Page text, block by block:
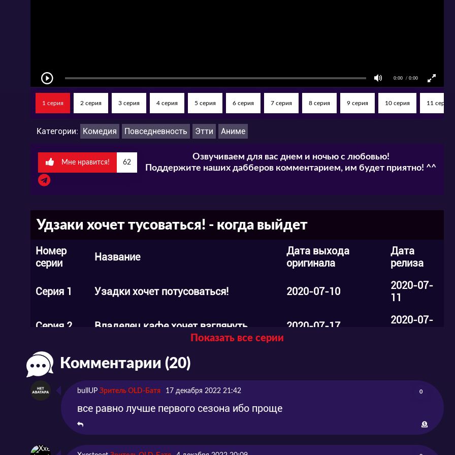
1 серия 2 серия 3 серия 4 серия 5 серия 6 серия 7 серия 8 серия 9 серия 10 серия 11 серия
Категории: Комедия Повседневность Этти Аниме
Мне нравится! 62
Озвучиваем для вас днем и ночью с любовью!
Поддержите наших дабберов комментарием, им будет приятно! ^^
Удзаки хочет тусоваться! - когда выйдет
Номер
серии
Название
Дата выхода
оригинала
Дата
релиза
Серия 1 Узадки хочет потусоваться! 2020-07-10
2020-07-
11
Серия 2 Владелец кафе хочет взглянуть 2020-07-17
2020-07-
Серия 3 Семья Асаи хочет заботиться о нас!
Серия 4 Я хочу вместе провести праздник!
2020-08-
Серия 5
друга!
2020-08-
07
Показать все серии
Комментарии (20)
bullUP Зритель OLD-Батя 17 декабря 2022 21:42 0
все равно лучше первого сезона ибо проще